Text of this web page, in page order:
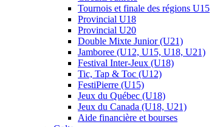
Tournois et finale des régions U15
Provincial U18
Provincial U20
Double Mixte Junior (U21)
Jamboree (U12, U15, U18, U21)
Festival Inter-Jeux (U18)
Tic, Tap & Toc (U12)
FestiPierre (U15)
Jeux du Québec (U18)
Jeux du Canada (U18, U21)
Aide financière et bourses